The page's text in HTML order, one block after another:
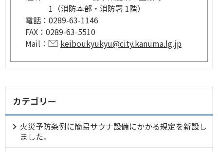
1（消防本部・消防署 1階）
電話： 0289-63-1146
FAX： 0289-63-5510
Mail：
keiboukyukyu@city.kanuma.lg.jp
カテゴリー
火災予防条例に簡易サウナ設備にかかる規定を新設し
ました。